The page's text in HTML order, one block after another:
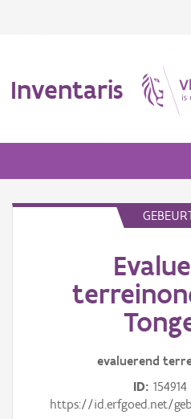
Inventaris
Persoon of collectief
evaluerend
ID 154914
https://id.erfgoed.net/